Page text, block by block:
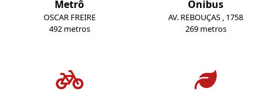
Metrô
OSCAR FREIRE
492 metros
Ônibus
AV. REBOUÇAS , 1758
269 metros